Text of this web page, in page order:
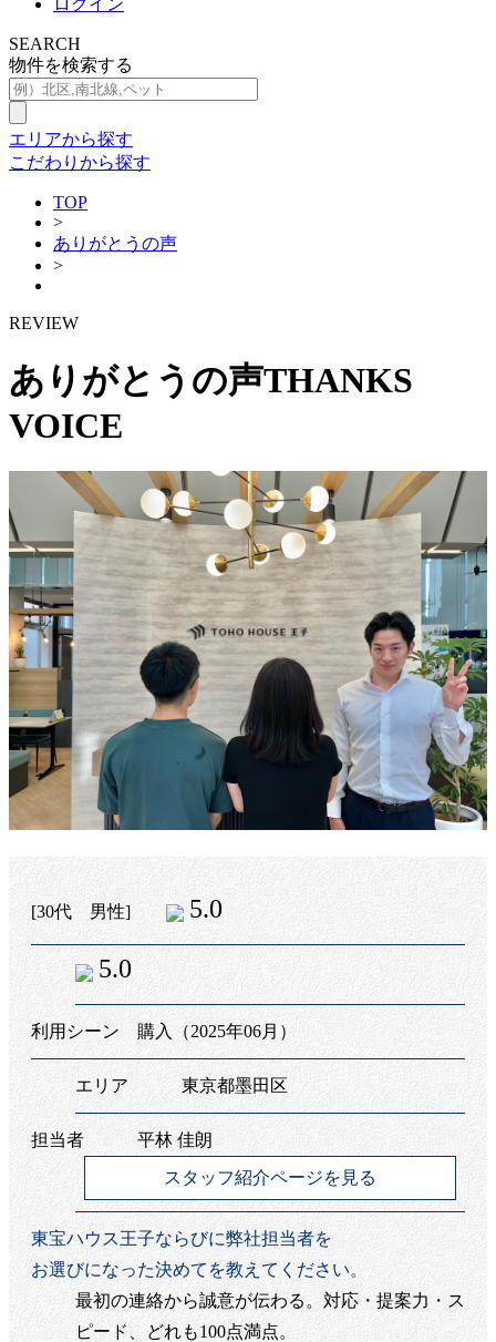
SEARCH
物件を検索する
エリアから探す
こだわりから探す
TOP
>
ありがとうの声
>
REVIEW
ありがとうの声THANKS
VOICE
[30代 男性] 5.0
5.0
利用シーン 購入（2025年06月）
エリア 東京都墨田区
担当者 平林 佳朗
スタッフ紹介ページを見る
東宝ハウス王子ならびに弊社担当者を
お選びになった決めてを教えてください。
最初の連絡から誠意が伝わる。対応・提案力・ス
ピード、どれも100点満点。